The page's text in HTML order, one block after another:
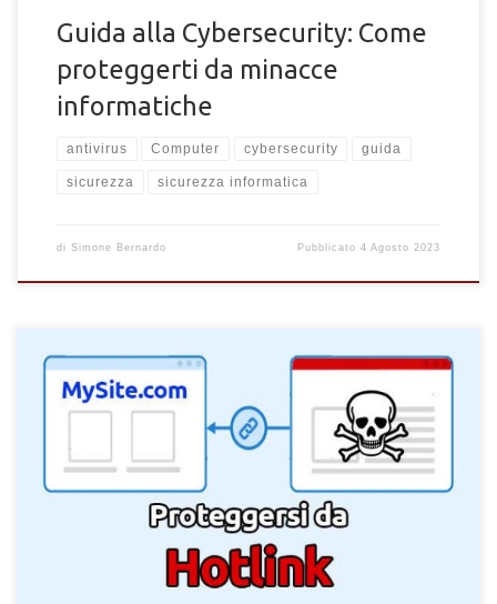
Guida alla Cybersecurity: Come
proteggerti da minacce
informatiche
antivirus Computer cybersecurity guida
sicurezza sicurezza informatica
di Simone Bernardo Pubblicato4 Agosto 2023
Come proteggere un sito dagli hotlink. Metodi per mettere al
sicuro un sito web dagli hotlink non autorizzati sui file e
immagini